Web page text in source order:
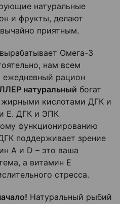
натуральные
и фрукты, делают
приятным.
Омега-3
нам всем
ежедневный рацион
натуральный богат
кислотами ДГК и
E. ДГК и ЭПК
функционированию
поддерживает зрение
А и D – это ваша
а витамин Е
стресса.
Натуральный рыбий